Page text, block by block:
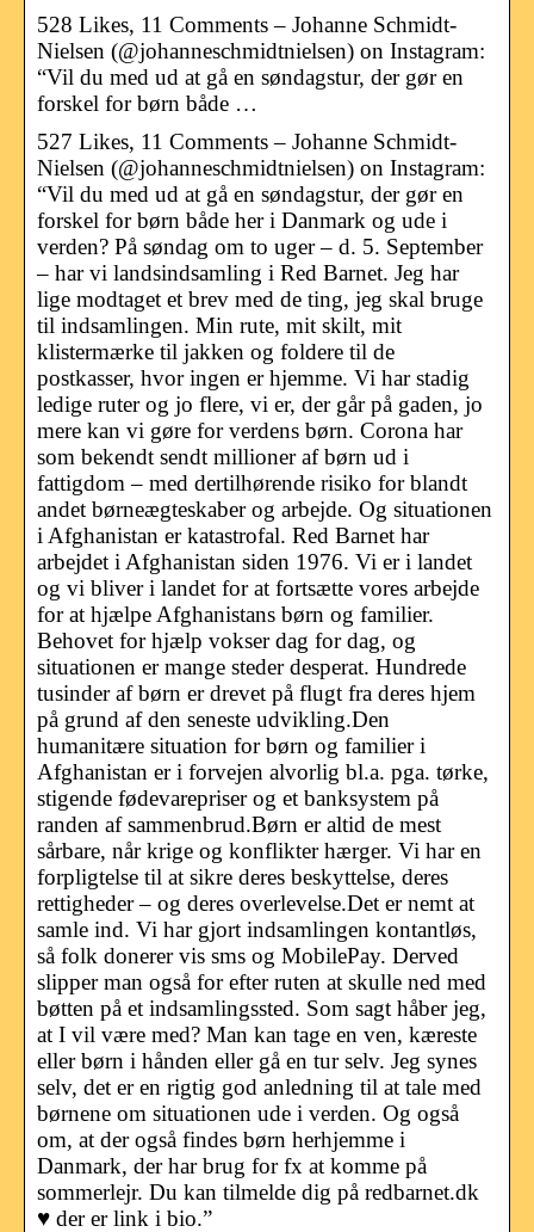
528 Likes, 11 Comments – Johanne Schmidt-
Nielsen (@johanneschmidtnielsen) on Instagram:
“Vil du med ud at gå en søndagstur, der gør en
forskel for børn både …
527 Likes, 11 Comments – Johanne Schmidt-
Nielsen (@johanneschmidtnielsen) on Instagram:
“Vil du med ud at gå en søndagstur, der gør en
forskel for børn både her i Danmark og ude i
verden? På søndag om to uger – d. 5. September
– har vi landsindsamling i Red Barnet. Jeg har
lige modtaget et brev med de ting, jeg skal bruge
til indsamlingen. Min rute, mit skilt, mit
klistermærke til jakken og foldere til de
postkasser, hvor ingen er hjemme. Vi har stadig
ledige ruter og jo flere, vi er, der går på gaden, jo
mere kan vi gøre for verdens børn. Corona har
som bekendt sendt millioner af børn ud i
fattigdom – med dertilhørende risiko for blandt
andet børneægteskaber og arbejde. Og situationen
i Afghanistan er katastrofal. Red Barnet har
arbejdet i Afghanistan siden 1976. Vi er i landet
og vi bliver i landet for at fortsætte vores arbejde
for at hjælpe Afghanistans børn og familier.
Behovet for hjælp vokser dag for dag, og
situationen er mange steder desperat. Hundrede
tusinder af børn er drevet på flugt fra deres hjem
på grund af den seneste udvikling.Den
humanitære situation for børn og familier i
Afghanistan er i forvejen alvorlig bl.a. pga. tørke,
stigende fødevarepriser og et banksystem på
randen af sammenbrud.Børn er altid de mest
sårbare, når krige og konflikter hærger. Vi har en
forpligtelse til at sikre deres beskyttelse, deres
rettigheder – og deres overlevelse.Det er nemt at
samle ind. Vi har gjort indsamlingen kontantløs,
så folk donerer vis sms og MobilePay. Derved
slipper man også for efter ruten at skulle ned med
bøtten på et indsamlingssted. Som sagt håber jeg,
at I vil være med? Man kan tage en ven, kæreste
eller børn i hånden eller gå en tur selv. Jeg synes
selv, det er en rigtig god anledning til at tale med
børnene om situationen ude i verden. Og også
om, at der også findes børn herhjemme i
Danmark, der har brug for fx at komme på
sommerlejr. Du kan tilmelde dig på redbarnet.dk
♥️ der er link i bio.”